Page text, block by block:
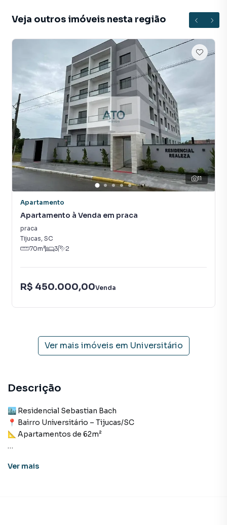
Veja outros imóveis nesta região
11
Apartamento
Apartamento à Venda em praca
praca
Tijucas, SC
70m² 3 2
R$ 450.000,00Venda
Ver mais imóveis em Universitário
Descrição
🏙 Residencial Sebastian Bach
📍 Bairro Universitário – Tijucas/SC
📐 Apartamentos de 62m²
* 2 dormitórios (sendo 1 suíte)
Ver mais